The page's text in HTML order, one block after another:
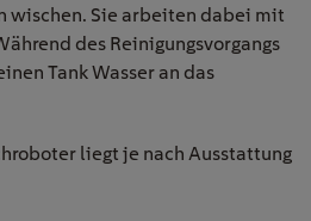
wischen. Sie arbeiten dabei mit
des Reinigungsvorgangs
Tank Wasser an das
liegt je nach Ausstattung